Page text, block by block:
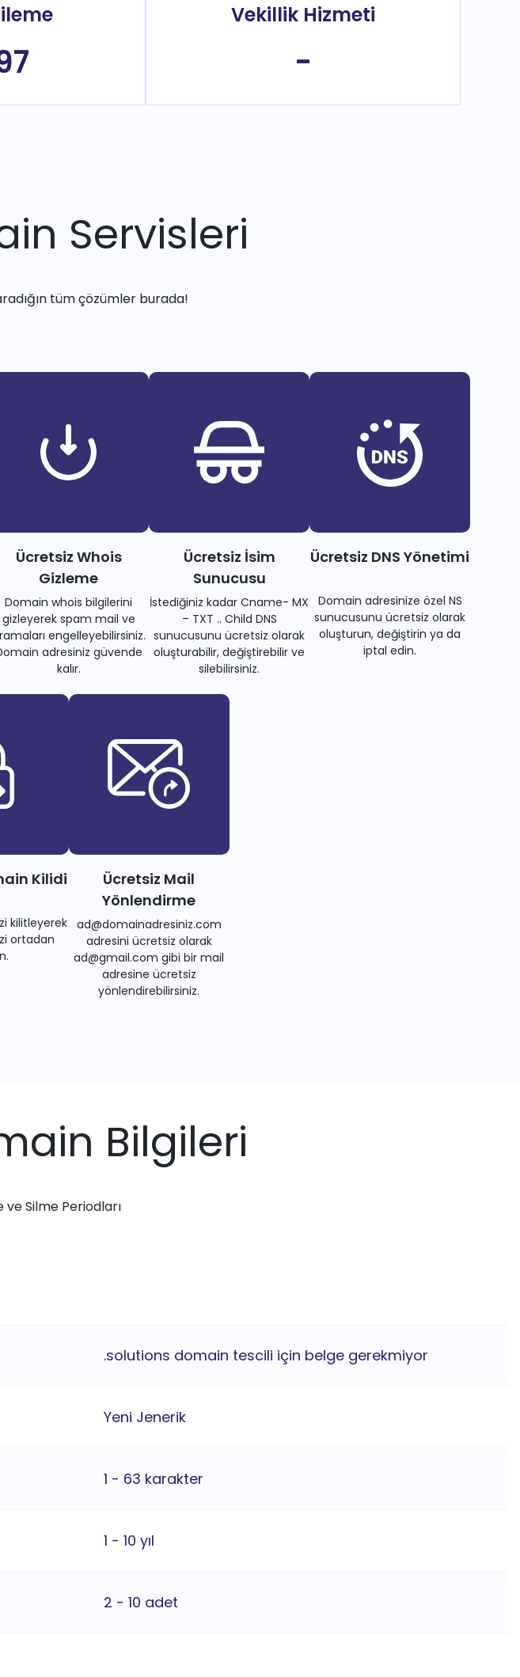
Vekillik Hizmeti
-
Servisleri
tüm çözümler burada!
Ücretsiz Whois
Gizleme
Domain whois bilgilerini
gizleyerek spam mail ve
engelleyebilirsiniz.
adresiniz güvende
kalır.
Ücretsiz İsim
Sunucusu
İstediğiniz kadar Cname- MX
– TXT .. Child DNS
sunucusunu ücretsiz olarak
oluşturabilir, değiştirebilir ve
silebilirsiniz.
Ücretsiz DNS Yönetimi
Domain adresinize özel NS
sunucusunu ücretsiz olarak
oluşturun, değiştirin ya da
iptal edin.
Kilidi
kilitleyerek
ortadan
Ücretsiz Mail
Yönlendirme
ad@domainadresiniz.com
adresini ücretsiz olarak
ad@gmail.com gibi bir mail
adresine ücretsiz
yönlendirebilirsiniz.
Bilgileri
ve Silme Periodları
.solutions domain tescili için belge gerekmiyor
Yeni Jenerik
1 - 63 karakter
1 - 10 yıl
2 - 10 adet